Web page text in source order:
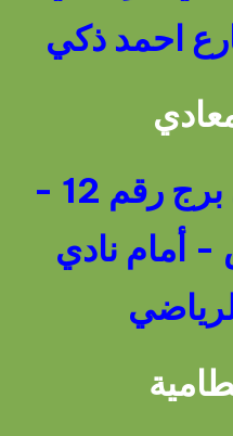
شارع أحمد ذكي برج رقم 12 -
أمام نادي